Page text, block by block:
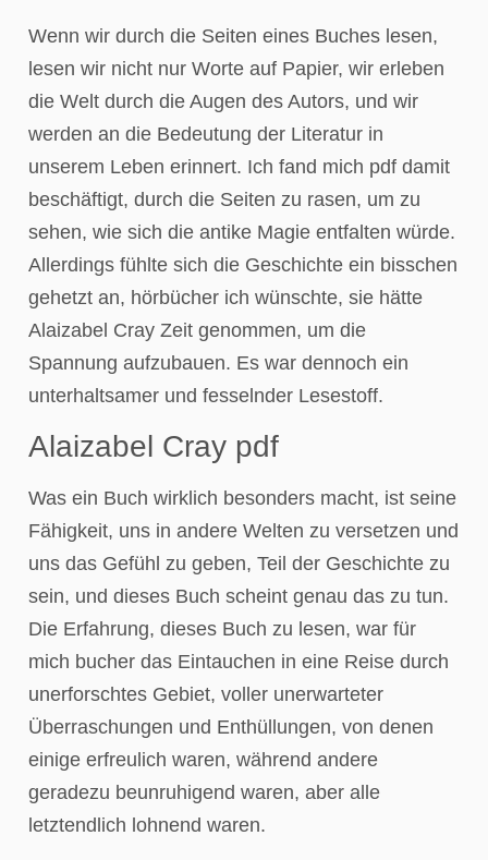
Wenn wir durch die Seiten eines Buches lesen,
lesen wir nicht nur Worte auf Papier, wir erleben
die Welt durch die Augen des Autors, und wir
werden an die Bedeutung der Literatur in
unserem Leben erinnert. Ich fand mich pdf damit
beschäftigt, durch die Seiten zu rasen, um zu
sehen, wie sich die antike Magie entfalten würde.
Allerdings fühlte sich die Geschichte ein bisschen
gehetzt an, hörbücher ich wünschte, sie hätte
Alaizabel Cray Zeit genommen, um die
Spannung aufzubauen. Es war dennoch ein
unterhaltsamer und fesselnder Lesestoff.
Alaizabel Cray pdf
Was ein Buch wirklich besonders macht, ist seine
Fähigkeit, uns in andere Welten zu versetzen und
uns das Gefühl zu geben, Teil der Geschichte zu
sein, und dieses Buch scheint genau das zu tun.
Die Erfahrung, dieses Buch zu lesen, war für
mich bucher das Eintauchen in eine Reise durch
unerforschtes Gebiet, voller unerwarteter
Überraschungen und Enthüllungen, von denen
einige erfreulich waren, während andere
geradezu beunruhigend waren, aber alle
letztendlich lohnend waren.